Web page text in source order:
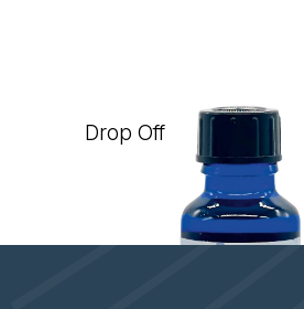
Drop Off Evolution